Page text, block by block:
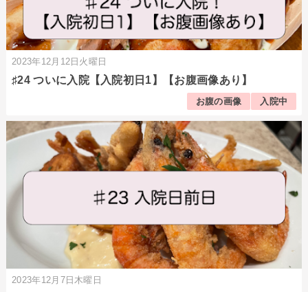
2023年12月12日火曜日
♯24 ついに入院【入院初日1】【お腹画像あり】
お腹の画像 入院中
2023年12月7日木曜日